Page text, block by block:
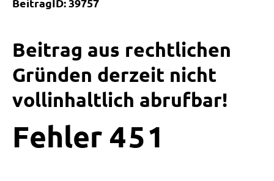
Beitrag aus rechtlichen
Gründen derzeit nicht
vollinhaltlich abrufbar!
Fehler 4 5 1